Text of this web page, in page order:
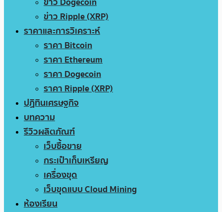
ข่าว Ripple (XRP)
ราคาและการวิเคราะห์
ราคา Bitcoin
ราคา Ethereum
ราคา Dogecoin
ราคา Ripple (XRP)
ปฏิทินเศรษฐกิจ
บทความ
รีวิวผลิตภัณฑ์
เว็บซื้อขาย
กระเป๋าเก็บเหรียญ
เครื่องขุด
เว็บขุดแบบ Cloud Mining
ห้องเรียน